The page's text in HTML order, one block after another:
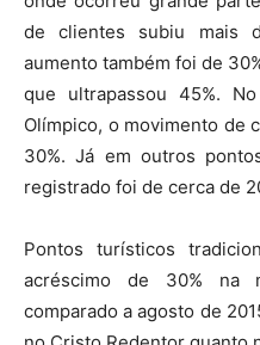
de clientes subiu mais
aumento também foi de
que ultrapassou 45%.
Olímpico, o movimento de
30%. Já em outros
registrado foi de cerca de
Pontos turísticos
acréscimo de 30% na
comparado a agosto de